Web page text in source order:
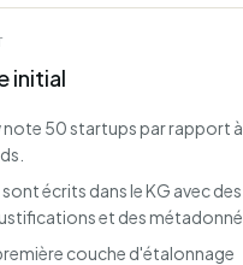
initial
50 startups par rapport à
écrits dans le KG avec des
et des
couche d'étalonnage